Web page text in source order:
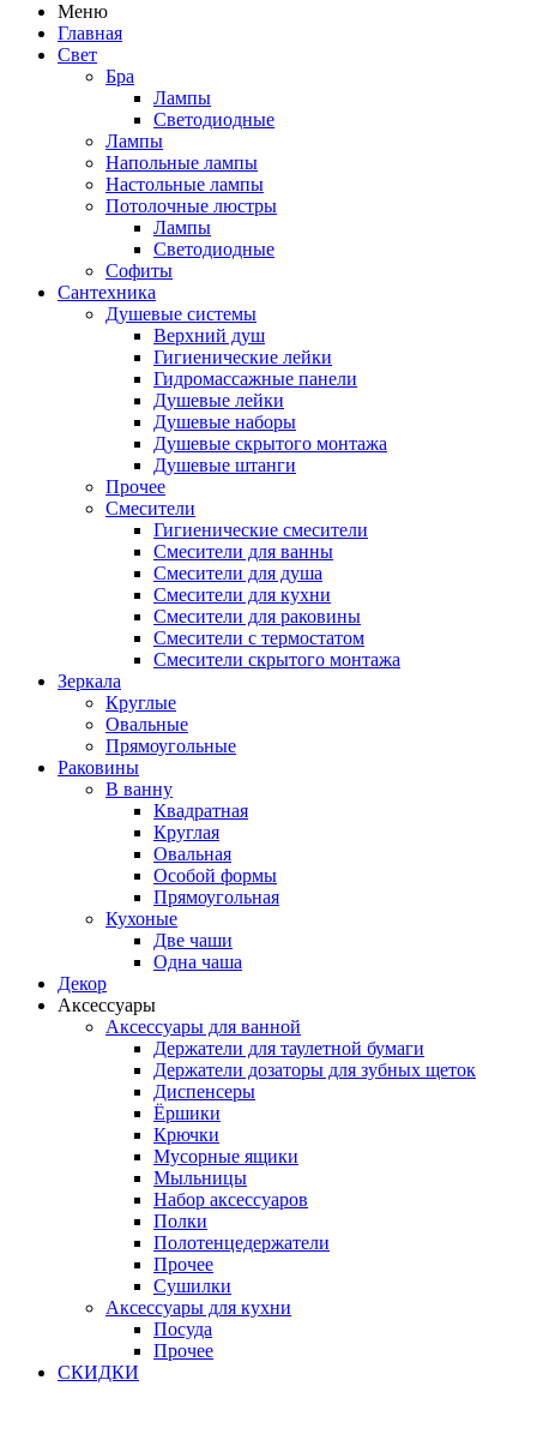
Меню
Главная
Свет
Бра
Лампы
Светодиодные
Лампы
Напольные лампы
Настольные лампы
Потолочные люстры
Лампы
Светодиодные
Софиты
Сантехника
Душевые системы
Верхний душ
Гигиенические лейки
Гидромассажные панели
Душевые лейки
Душевые наборы
Душевые скрытого монтажа
Душевые штанги
Прочее
Смесители
Гигиенические смесители
Смесители для ванны
Смесители для душа
Смесители для кухни
Смесители для раковины
Смесители с термостатом
Смесители скрытого монтажа
Зеркала
Круглые
Овальные
Прямоугольные
Раковины
В ванну
Квадратная
Круглая
Овальная
Особой формы
Прямоугольная
Кухоные
Две чаши
Одна чаша
Декор
Аксессуары
Аксессуары для ванной
Держатели для таулетной бумаги
Держатели дозаторы для зубных щеток
Диспенсеры
Ёршики
Крючки
Мусорные ящики
Мыльницы
Набор аксессуаров
Полки
Полотенцедержатели
Прочее
Сушилки
Аксессуары для кухни
Посуда
Прочее
СКИДКИ